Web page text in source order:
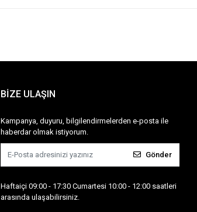
BİZE ULAŞIN
Kampanya, duyuru, bilgilendirmelerden e-posta ile
haberdar olmak istiyorum.
Gönder
Haftaiçi 09:00 - 17:30 Cumartesi 10:00 - 12:00 saatleri
arasında ulaşabilirsiniz.